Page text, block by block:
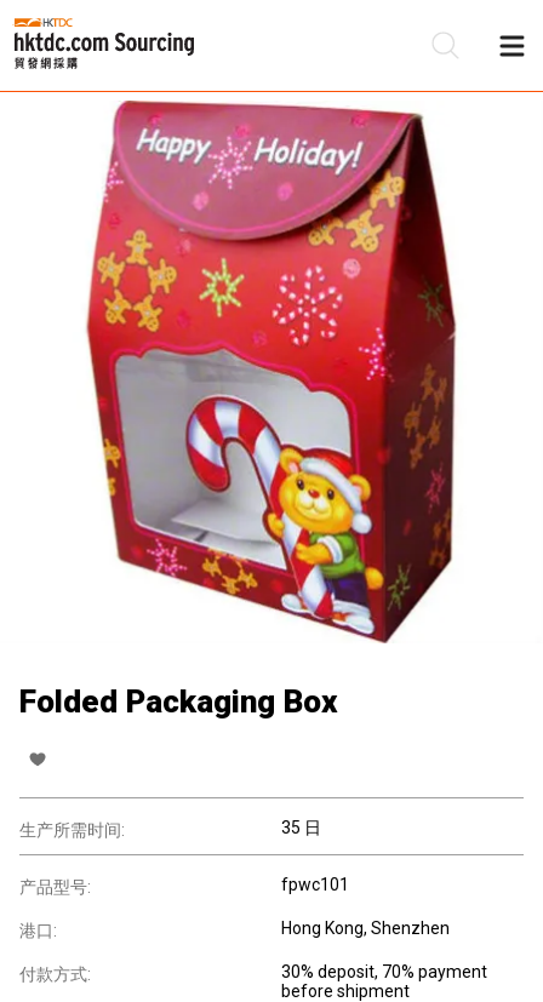
Folded Packaging Box
生产所需时间: 35 日
产品型号: fpwc101
港口: Hong Kong, Shenzhen
付款方式:
30% deposit, 70% payment
before shipment